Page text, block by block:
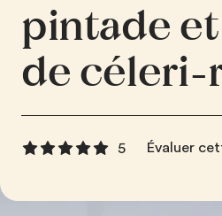
pintade
de céleri-
5 Évaluer